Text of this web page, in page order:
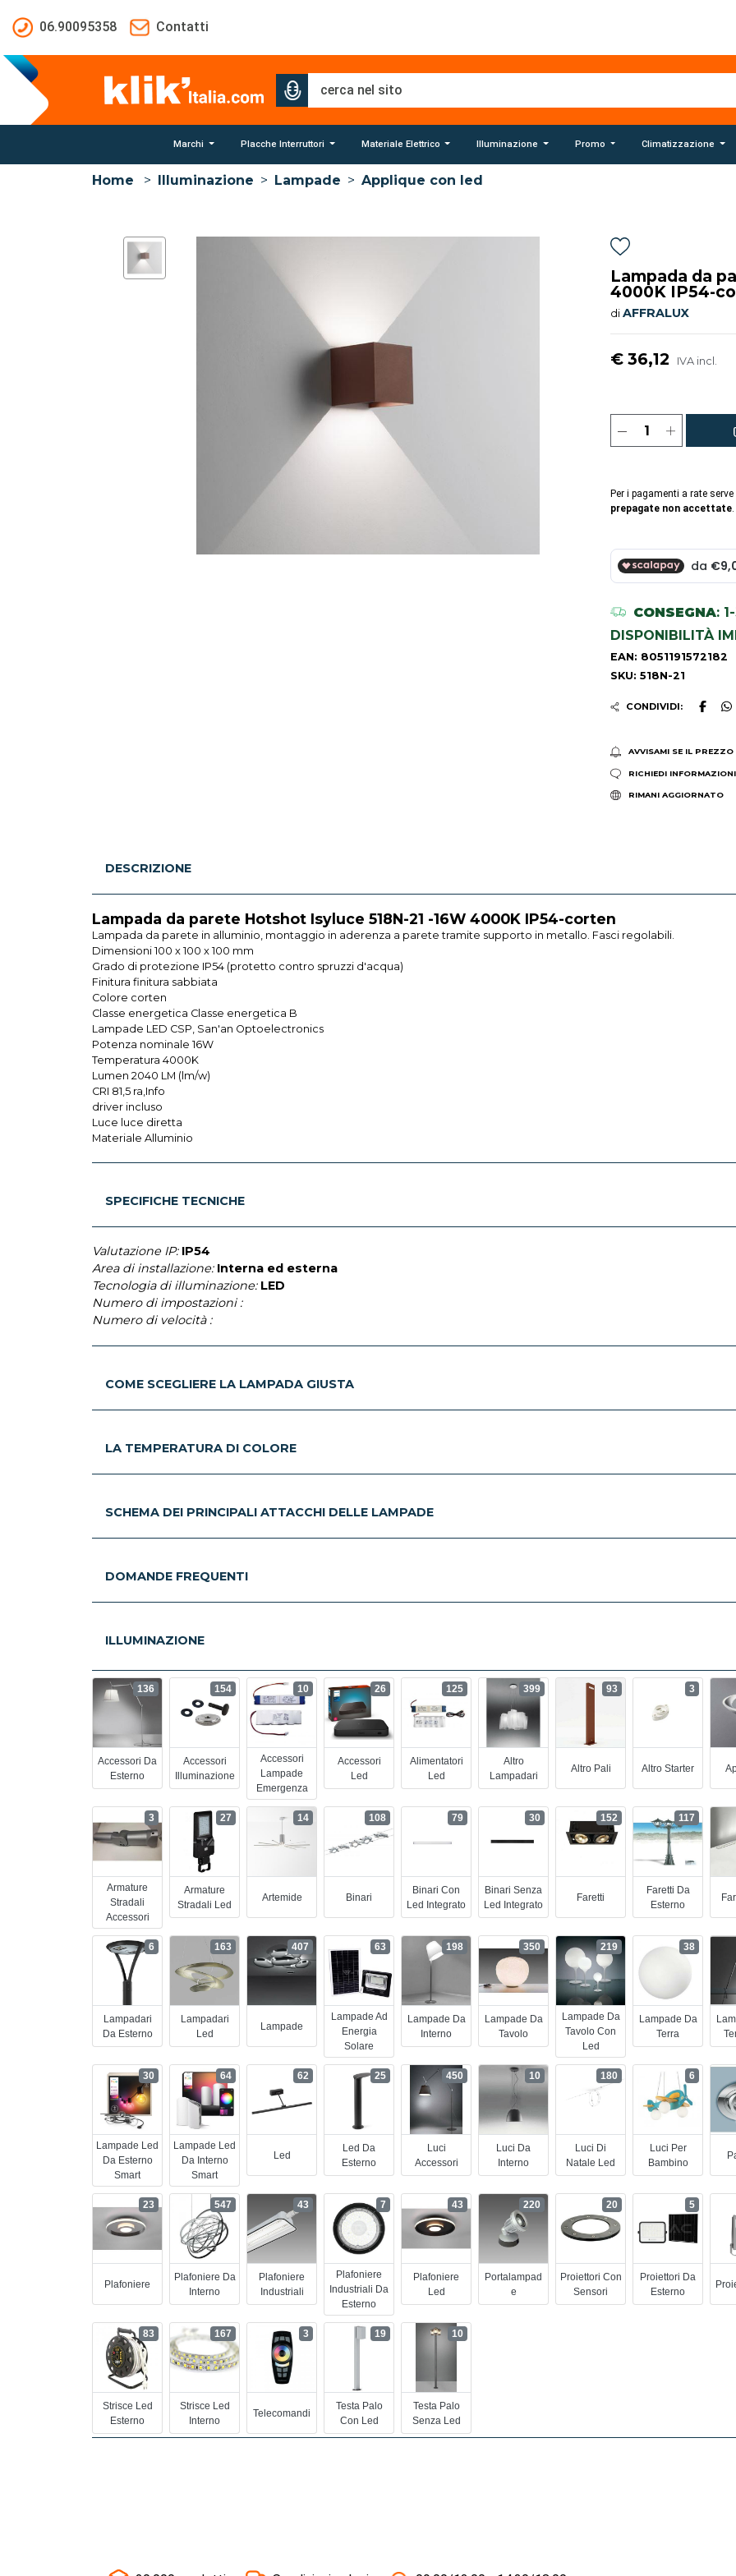
06.90095358
Contatti
Marchi Placche Interruttori Materiale Elettrico Illuminazione Promo Climatizzazione
Home > Illuminazione > Lampade > Applique con led
Lampada da
4000K IP54-
di AFFRALUX
€ 36,12 IVA incl.
Per i pagamenti a rate serve
prepagate non accettate.
CONSEGNA:
DISPONIBILITÀ
EAN: 8051191572182
SKU: 518N-21
CONDIVIDI:
AVVISAMI SE IL PREZZO
RICHIEDI INFORMAZIONI
RIMANI AGGIORNATO
DESCRIZIONE
Lampada da parete Hotshot Isyluce 518N-21 -16W 4000K IP54-corten
Lampada da parete in alluminio, montaggio in aderenza a parete tramite supporto in metallo. Fasci regolabili.
Dimensioni 100 x 100 x 100 mm
Grado di protezione IP54 (protetto contro spruzzi d'acqua)
Finitura finitura sabbiata
Colore corten
Classe energetica Classe energetica B
Lampade LED CSP, San'an Optoelectronics
Potenza nominale 16W
Temperatura 4000K
Lumen 2040 LM (lm/w)
CRI 81,5 ra,Info
driver incluso
Luce luce diretta
Materiale Alluminio
SPECIFICHE TECNICHE
Valutazione IP: IP54
Area di installazione: Interna ed esterna
Tecnologia di illuminazione: LED
Numero di impostazioni :
Numero di velocità :
COME SCEGLIERE LA LAMPADA GIUSTA
LA TEMPERATURA DI COLORE
SCHEMA DEI PRINCIPALI ATTACCHI DELLE LAMPADE
DOMANDE FREQUENTI
ILLUMINAZIONE
Accessori Da
Esterno
136
Accessori
Illuminazione
154
Accessori
Lampade
Emergenza
10
Accessori
Led
26
Alimentatori
Led
125
Altro
Lampadari
399
Altro Pali
93
Altro Starter
3
Armature
Stradali
Accessori
3
Armature
Stradali Led
27
Artemide
14
Binari
108
Binari Con
Led Integrato
79
Binari Senza
Led Integrato
30
Faretti
152
Faretti Da
Esterno
117
Lampadari
Da Esterno
6
Lampadari
Led
163
Lampade
407
Lampade Ad
Energia
Solare
63
Lampade Da
Interno
198
Lampade Da
Tavolo
350
Lampade Da
Tavolo Con
Led
219
Lampade Da
Terra
38
Lampade Led
Da Esterno
Smart
30
Lampade Led
Da Interno
Smart
64
Led
62
Led Da
Esterno
25
Luci
Accessori
450
Luci Da
Interno
10
Luci Di
Natale Led
180
Luci Per
Bambino
6
Plafoniere
23
Plafoniere Da
Interno
547
Plafoniere
Industriali
43
Plafoniere
Industriali Da
Esterno
7
Plafoniere
Led
43
Portalampad
E
220
Proiettori Con
Sensori
20
Proiettori Da
Esterno
5
Strisce Led
Esterno
83
Strisce Led
Interno
167
Telecomandi
3
Testa Palo
Con Led
19
Testa Palo
Senza Led
10